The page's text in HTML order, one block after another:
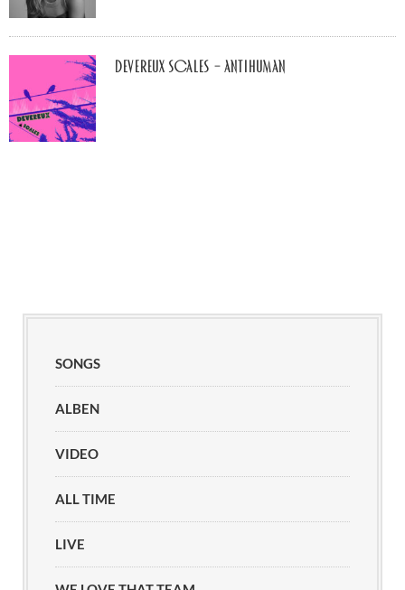
Devereux Scales – Antihuman
SONGS
ALBEN
VIDEO
ALL TIME
LIVE